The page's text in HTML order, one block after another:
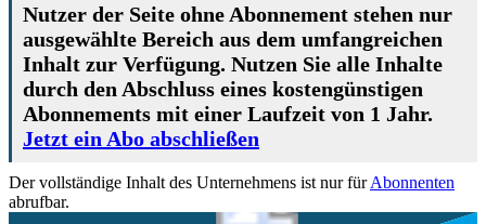
Nutzer der Seite ohne Abonnement stehen nur
ausgewählte Bereich aus dem umfangreichen
Inhalt zur Verfügung. Nutzen Sie alle Inhalte
durch den Abschluss eines kostengünstigen
Abonnements mit einer Laufzeit von 1 Jahr.
Jetzt ein Abo abschließen
Der vollständige Inhalt des Unternehmens ist nur fürAbonnenten
abrufbar.